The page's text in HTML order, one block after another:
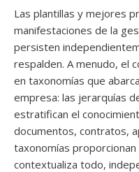
Las plantillas y mejores
manifestaciones de la
persisten
respalden. A menudo, el
en taxonomías que
empresa: las jerarquías
estratifican el
documentos, contratos,
taxonomías
contextualiza todo,